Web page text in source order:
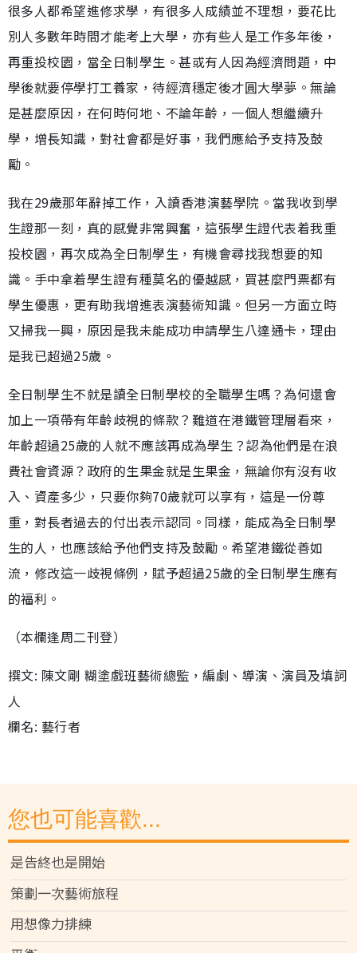
很多人都希望進修求學，有很多人成績並不理想，要花比
別人多數年時間才能考上大學，亦有些人是工作多年後，
再重投校園，當全日制學生。甚或有人因為經濟問題，中
學後就要停學打工養家，待經濟穩定後才圓大學夢。無論
是甚麼原因，在何時何地、不論年齡，一個人想繼續升
學，增長知識，對社會都是好事，我們應給予支持及鼓
勵。
我在29歲那年辭掉工作，入讀香港演藝學院。當我收到學
生證那一刻，真的感覺非常興奮，這張學生證代表着我重
投校園，再次成為全日制學生，有機會尋找我想要的知
識。手中拿着學生證有種莫名的優越感，買甚麼門票都有
學生優惠，更有助我增進表演藝術知識。但另一方面立時
又掃我一興，原因是我未能成功申請學生八達通卡，理由
是我已超過25歲。
全日制學生不就是讀全日制學校的全職學生嗎？為何還會
加上一項帶有年齡歧視的條款？難道在港鐵管理層看來，
年齡超過25歲的人就不應該再成為學生？認為他們是在浪
費社會資源？政府的生果金就是生果金，無論你有沒有收
入、資產多少，只要你夠70歲就可以享有，這是一份尊
重，對長者過去的付出表示認同。同樣，能成為全日制學
生的人，也應該給予他們支持及鼓勵。希望港鐵從善如
流，修改這一歧視條例，賦予超過25歲的全日制學生應有
的福利。
（本欄逢周二刊登）
撰文: 陳文剛 糊塗戲班藝術總監，編劇、導演、演員及填詞
人
欄名: 藝行者
您也可能喜歡...
是告終也是開始
策劃一次藝術旅程
用想像力排練